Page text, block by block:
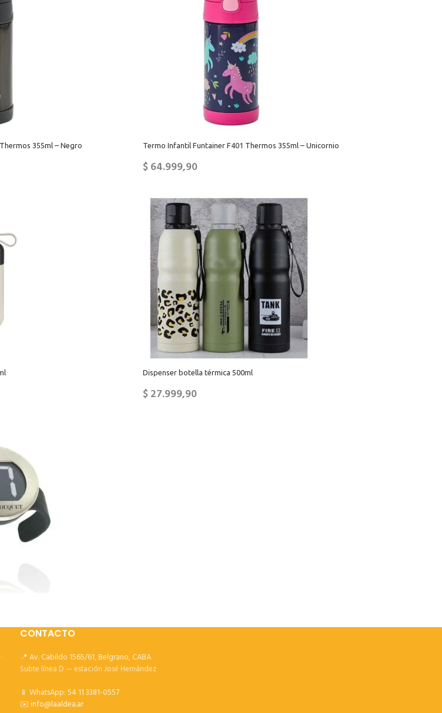
355ml – Negro Termo Infantil Funtainer F401 Thermos 355ml – Unicornio
$64.999,90
Dispenser botella térmica 500ml
$27.999,90
CONTACTO
📍 Av. Cabildo 1565/61, Belgrano, CABA
Subte línea D — estación José Hernández
📱 WhatsApp:54 11 3381-0557
✉️info@laaldea.ar